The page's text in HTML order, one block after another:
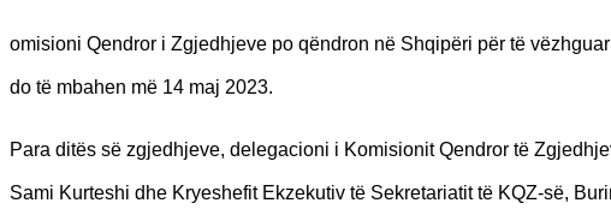
omisioni Qendror i Zgjedhjeve po qëndron në Shqipëri për të
do të mbahen më 14 maj 2023.
Para ditës së zgjedhjeve, delegacioni i Komisionit Qendror të
Sami Kurteshi dhe Kryeshefit Ekzekutiv të Sekretariatit të KQZ-së,